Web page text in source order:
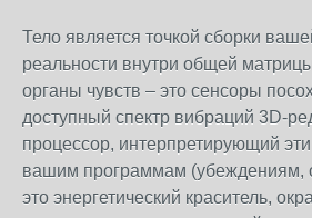
Тело является точкой сборки
реальности внутри общей
органы чувств – это сенсоры
доступный спектр вибраций 3D-
процессор, интерпретирующий
вашим программам (убеждениям,
это энергетический краситель,